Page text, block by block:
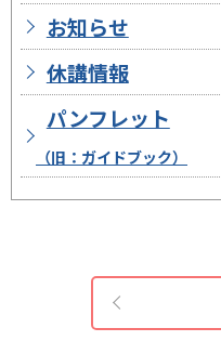
お知らせ
休講情報
パンフレット
（旧：ガイドブック）